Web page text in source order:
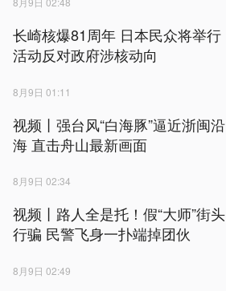
长崎核爆81周年 日本民众将举行
活动反对政府涉核动向
8月9日 01:11
视频丨强台风“白海豚”逼近浙闽沿
海 直击舟山最新画面
8月9日 02:34
视频丨路人全是托！假“大师”街头
行骗 民警飞身一扑端掉团伙
8月9日 02:49